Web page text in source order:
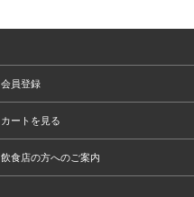
会員登録
カートを見る
飲食店の方へのご案内